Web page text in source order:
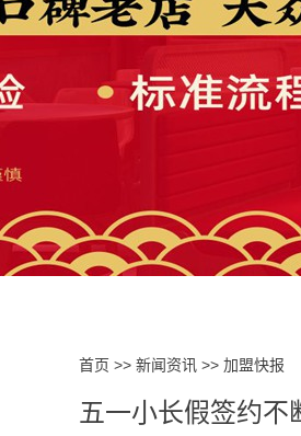
首页 >> 新闻资讯 >> 加盟快报
五一小长假签约不